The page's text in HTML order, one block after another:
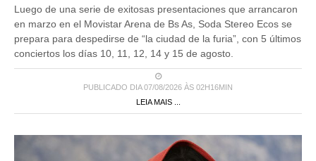
Luego de una serie de exitosas presentaciones que arrancaron
en marzo en el Movistar Arena de Bs As, Soda Stereo Ecos se
prepara para despedirse de “la ciudad de la furia”, con 5 últimos
conciertos los días 10, 11, 12, 14 y 15 de agosto.
PUBLICADO DIA 07/08/2026 ÀS 02H16MIN
LEIA MAIS ...